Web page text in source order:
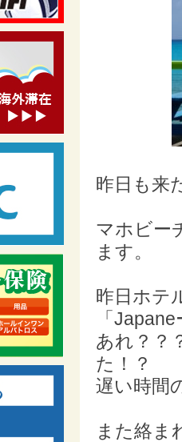
昨日も来
マホビー
ます。
昨日ホテ
「
あれ？？
た！？
遅い時間
また絡ま